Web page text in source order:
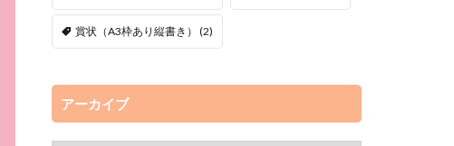
賞状（A3枠あり縦書き） (2)
アーカイブ